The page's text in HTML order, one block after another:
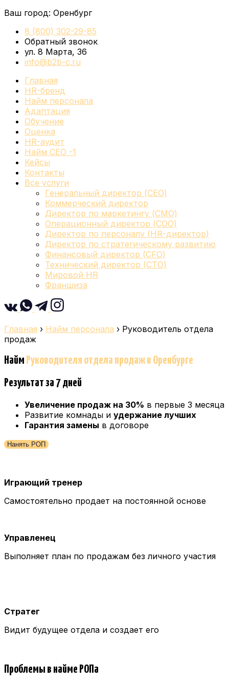
Ваш город: Оренбург
8 (800) 302-29-85
Обратный звонок
ул. 8 Марта, 36
info@b2b-c.ru
Главная
HR-бренд
Найм персонала
Адаптация
Обучение
Оценка
HR-аудит
Найм СЕО -1
Кейсы
Контакты
Все услуги
Генеральный директор (CEO)
Коммерческий директор
Директор по маркетингу (CMO)
Операционный директор (COO)
Директор по персоналу (HR-директор)
Директор по стратегическому развитию
Финансовый директор (CFO)
Технический директор (CTO)
Мировой HR
Франшиза
Главная › Найм персонала › Руководитель отдела
продаж
Найм Руководителя отдела продажв Оренбурге
Результат за 7 дней
Увеличение продаж на 30% в первые 3 месяца
Развитие комнады и удержание лучших
Гарантия замены в договоре
Нанять РОП
Играющий тренер
Самостоятельно продает на постоянной основе
Управленец
Выполняет план по продажам без личного участия
Стратег
Видит будущее отдела и создает его
Проблемы в найме РОПа